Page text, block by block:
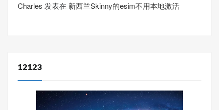
Charles 发表在 新西兰Skinny的esim不用本地激活
12123